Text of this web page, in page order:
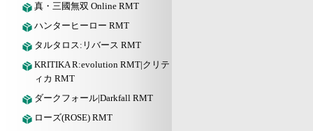
真・三國無双 Online RMT
ハンターヒーロー RMT
タルタロス:リバース RMT
KRITIKA R:evolution RMT|クリテ
ィカ RMT
ダークフォール|Darkfall RMT
ローズ(ROSE) RMT